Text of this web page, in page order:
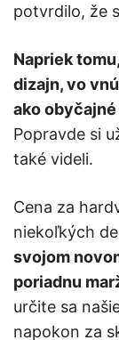
potvrdilo, že
Napriek
dizajn, vo
ako obyčajné
Popravde si
také videli.
Cena za
niekoľkých
svojom
poriadnu
určite sa
napokon za